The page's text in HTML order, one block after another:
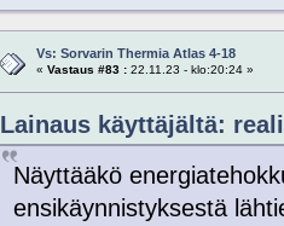
Vs: Sorvarin Thermia Atlas 4-18
« Vastaus #83 :22.11.23 - klo:20:24 »
Lainaus käyttäjältä:
Näyttääkö
ensikäynnistyksestä